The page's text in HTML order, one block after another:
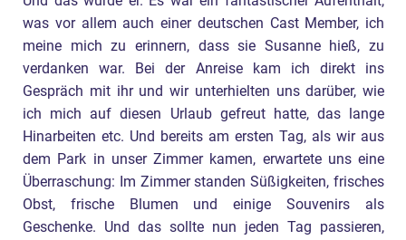
was vor allem auch einer deutschen Cast Member, ich
meine mich zu erinnern, dass sie Susanne hieß, zu
verdanken war. Bei der Anreise kam ich direkt ins
Gespräch mit ihr und wir unterhielten uns darüber, wie
ich mich auf diesen Urlaub gefreut hatte, das lange
Hinarbeiten etc. Und bereits am ersten Tag, als wir aus
dem Park in unser Zimmer kamen, erwartete uns eine
Überraschung: Im Zimmer standen Süßigkeiten, frisches
Obst, frische Blumen und einige Souvenirs als
Geschenke. Und das sollte nun jeden Tag passieren,